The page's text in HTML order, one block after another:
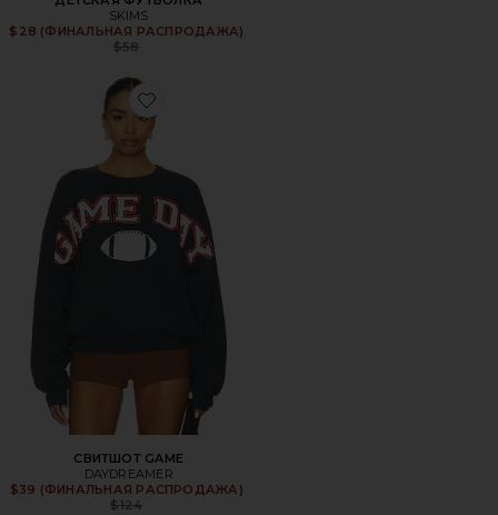
SKIMS
$28 (ФИНАЛЬНАЯ РАСПРОДАЖА)
Previous price:
$58
Favorite СВИТШОТ GAME
СВИТШОТ GAME
DAYDREAMER
$39 (ФИНАЛЬНАЯ РАСПРОДАЖА)
Previous price:
$124